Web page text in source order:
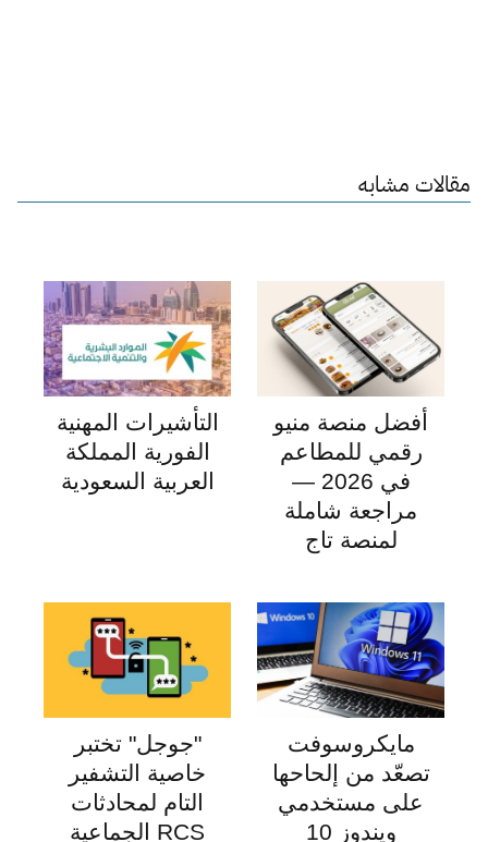
مقالات مشابه
أفضل منصة منيو
رقمي للمطاعم
في 2026 —
مراجعة شاملة
لمنصة تاج
التأشيرات المهنية
الفورية المملكة
العربية السعودية
مايكروسوفت
تصعّد من إلحاحها
على مستخدمي
ويندوز 10
"جوجل" تختبر
خاصية التشفير
التام لمحادثات
RCS الجماعية